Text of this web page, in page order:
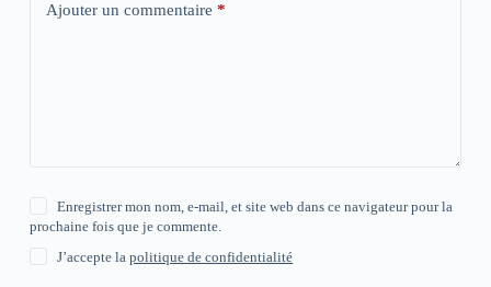
Ajouter un commentaire *
Enregistrer mon nom, e-mail, et site web dans ce navigateur pour la
prochaine fois que je commente.
J’accepte lapolitique de confidentialité